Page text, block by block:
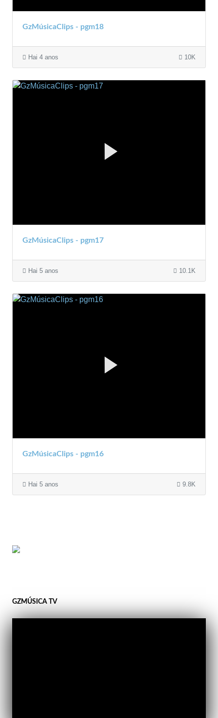
GzMúsicaClips - pgm18
Hai 4 anos 10K
GzMúsicaClips - pgm17
Hai 5 anos 10.1K
GzMúsicaClips - pgm16
Hai 5 anos 9.8K
GZMÚSICA TV